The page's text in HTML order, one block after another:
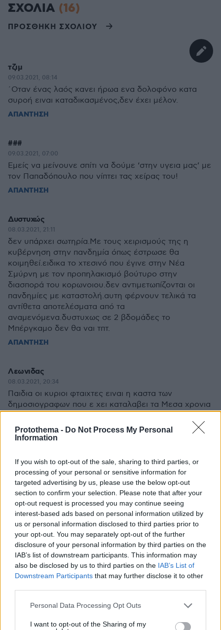
Protothema - Do Not Process My Personal
Information
If you wish to opt-out of the sale, sharing to third parties, or
processing of your personal or sensitive information for
targeted advertising by us, please use the below opt-out
section to confirm your selection. Please note that after your
opt-out request is processed you may continue seeing
interest-based ads based on personal information utilized by
us or personal information disclosed to third parties prior to
your opt-out. You may separately opt-out of the further
disclosure of your personal information by third parties on the
IAB’s list of downstream participants. This information may
also be disclosed by us to third parties on the IAB’s List of
Downstream Participants that may further disclose it to other
Please note that this website/app uses one or more Google
not limited to your visit or usage behaviour. You may click to
Personal Data Processing Opt Outs
I want to opt-out of the Sharing of my
ΣΧΟΛΙΑ (16)
ΠΡΟΣΘΗΚΗ ΣΧΟΛΙΟΥ
τζιμ
09.03.2021, 08:14
΄Οταν ένας λαός κανει ήρωα ενα δολοφόνο κατα
συροή ειναι καταδικασμένος,δεν έχει μέλον.
ΑΠΑΝΤΗΣΗ
###
09.03.2021, 07:00
Εμείς να μείνουνε σπίτι να δούμε ‘στην υγεια μας’ με
τον Παπαδόπουλο που νίπτει τας χείρας του!
ΑΠΑΝΤΗΣΗ
Δυστυχώς
08.03.2021, 21:11
δεν υπάρχει σωτηρία.Με τους χειρισμούς της η
κυβέρνηση στην πανδημία όπως έστρωσε θα
κοιμηθεί.ειδικα το χτεσινό που έγινε στην Νέα
Σμύρνη με τον προπηλακισμό βούτυρο στην
διασπορά του κορωνοιου.δεν αντιμετωπίζονται οι
πανδημίες με καταστολή.αυτη φέρνουν τελικά τα
αντίθετα αποτελέσματα από τα
αναμενόμενα.δυστυχως σε 2 βδομάδες το
Μπέργκαμο δεν θα ναι τπτ.
ΑΠΑΝΤΗΣΗ
Λεωνιδας
08.03.2021, 20:34
Παιδια οι κυριοι φταιχτες ειναι η καστα των
δημοσιογραφων που ε χει καταλαβει τα Μεσα χρονια
του Οpen Παυλοπουλο.Τρεφουν τοση προκαταληψη
μισος θαλεγα μερικοι γι αυτα τα παιδια που παιζουν
κανεις. Ελεγε ο Εισαγγελατος σημερα δεν εχει
σημασια τι εκανε πιο μπροστα το " παιδι" εγω βλεπω
μονο το βιντεο. Δηλ αν το "παιδι" εστειλε στο
Νοσοκομειο 2 Αστυνομικους και αρνηθηκε να
συληφθη ησυχα, δεν εχει σημασια κατα τον κυριο
Εισαγγελατο.Γι αυτο σας λεω η γαγγραινα στην χωρα
ειναι η καστα των δημοσιογραφων(των περισοτερων
που εχουν καταστρεψει την χωρα με τις
προκαταληψεις τους και τις ιδεοληψιες τους.Αλλωστε
οι περισοτεροι ειναι πρωην Πασοκοι. Οι πολιτικοι
ηλθαν και παρηλθαν αλλα αυτοι κολημενοι εκει για
δεκαετιες.Ο κοσμος πρεπει να καταλαβη οτι η κυρια
αιτια του κακου στην Ελλαδα ειναι αυτοι ,αν οχι ολοι
καλα καλα προς μεγαλη χαρα τω Συριζαιων
Αναρχικων (γιατι μην γελιομαστε η νεολαια του